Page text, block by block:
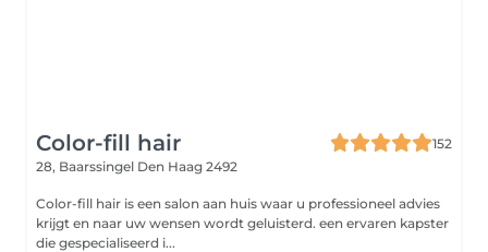
Color-fill hair
152
28, Baarssingel Den Haag 2492
Color-fill hair is een salon aan huis waar u professioneel advies
krijgt en naar uw wensen wordt geluisterd. een ervaren kapster
die gespecialiseerd i...